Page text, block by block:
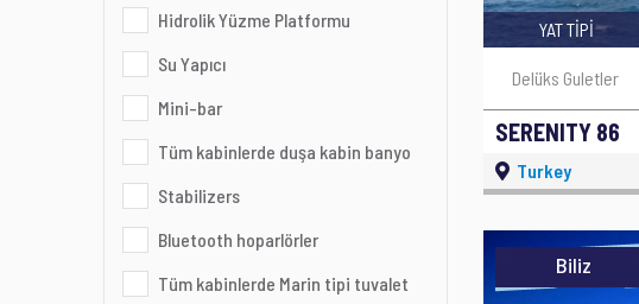
Hidrolik Yüzme Platformu
Su Yapıcı
Mini-bar
Tüm kabinlerde duşa kabin banyo
Stabilizers
Bluetooth hoparlörler
Tüm kabinlerde Marin tipi tuvalet
SERENITY 86
YAT TİPİ
Delüks Guletler
Turkey
Biliz